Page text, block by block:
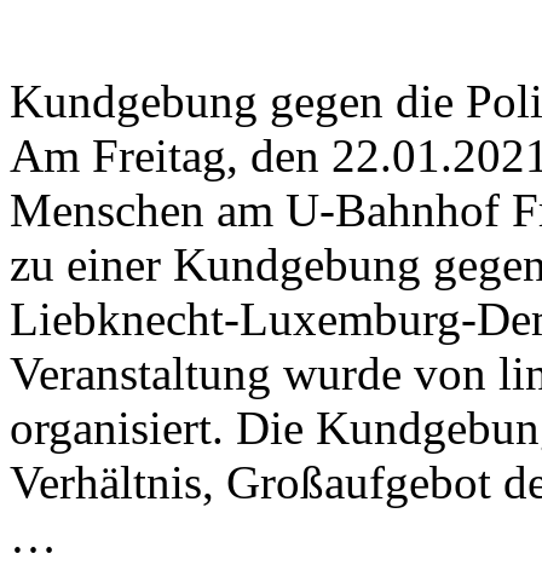
Kundgebung gegen die
Am Freitag, den
Menschen am U-Bahnhof
zu einer Kundgebung
Liebknecht-Luxemburg-
Veranstaltung wurde von
organisiert. Die
Verhältnis, Großaufgebot
…